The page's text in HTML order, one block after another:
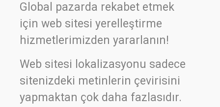
Global pazarda rekabet etmek
için web sitesi yerelleştirme
hizmetlerimizden yararlanın!
Web sitesi lokalizasyonu sadece
sitenizdeki metinlerin çevirisini
yapmaktan çok daha fazlasıdır.